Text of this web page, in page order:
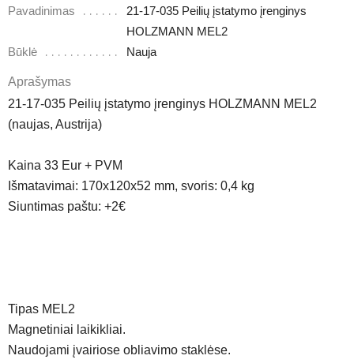
Pavadinimas
21-17-035 Peilių įstatymo įrenginys
HOLZMANN MEL2
Būklė
Nauja
Aprašymas
21-17-035 Peilių įstatymo įrenginys HOLZMANN MEL2
(naujas, Austrija)
Kaina 33 Eur + PVM
Išmatavimai: 170x120x52 mm, svoris: 0,4 kg
Siuntimas paštu: +2€
Tipas MEL2
Magnetiniai laikikliai.
Naudojami įvairiose obliavimo staklėse.